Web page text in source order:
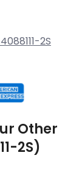
2S
Other
2S)